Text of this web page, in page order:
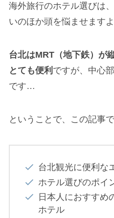
海外旅行のホテル選びは
いのほか頭を悩ませますよ
台北はMRT（地下鉄）が
とても便利 ですが、中心
です…
ということで、この記事
台北観光に便利な
ホテル選びのポイ
日本人におすすめ
ホテル